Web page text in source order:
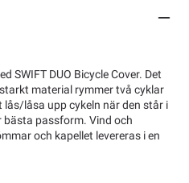
SWIFT DUO Bicycle Cover. Det
material rymmer två cyklar
låsa upp cykeln när den står i
bästa passform. Vind och
och kapellet levereras i en